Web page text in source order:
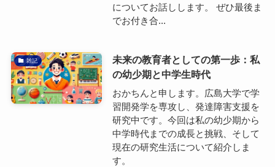
についてお話しします。 ぜひ最後ま
でお付き合...
雑記
未来の教育者としての第一歩：私
の幼少期と中学生時代
おかちんと申します。広島大学で学
習開発学を専攻し、発達障害支援を
研究中です。今回は私の幼少期から
中学時代までの成長と挑戦、そして
現在の研究生活について紹介しま
す。